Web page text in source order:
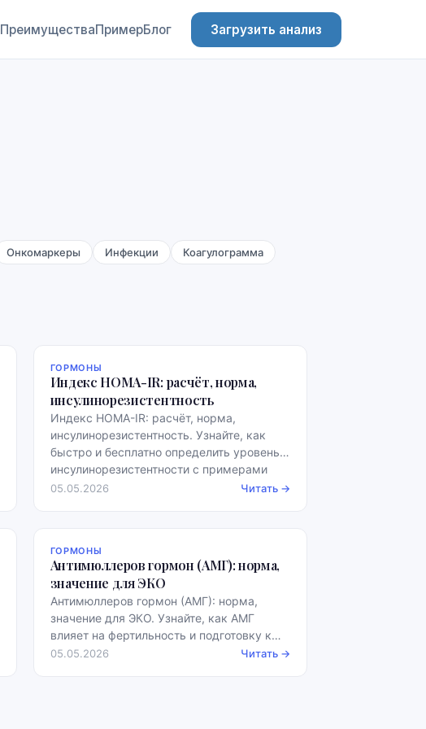
ПреимуществаПримерБлог Загрузить анализ
Онкомаркеры Инфекции
Коагулограмма
ГОРМОНЫ
Индекс HOMA-IR: расчёт, норма,
инсулинорезистентность
Индекс HOMA-IR: расчёт, норма,
инсулинорезистентность. Узнайте, как
быстро и бесплатно определить уровень
инсулинорезистентности с примерами
норм.
05.05.2026 Читать →
ГОРМОНЫ
Антимюллеров гормон (АМГ): норма,
значение для ЭКО
Антимюллеров гормон (АМГ): норма,
значение для ЭКО. Узнайте, как АМГ
влияет на фертильность и подготовку к
ЭКО. Быстрая расшифровка анализов.
05.05.2026 Читать →